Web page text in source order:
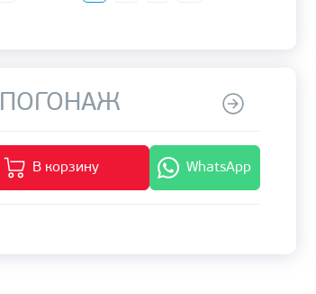
ПОГОНАЖ
В корзину WhatsApp